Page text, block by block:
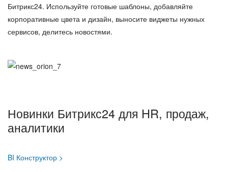
Битрикс24. Используйте готовые шаблоны, добавляйте
корпоративные цвета и дизайн, выносите виджеты нужных
сервисов, делитесь новостями.
Новинки Битрикс24 для HR, продаж,
аналитики
BI Конструктор >